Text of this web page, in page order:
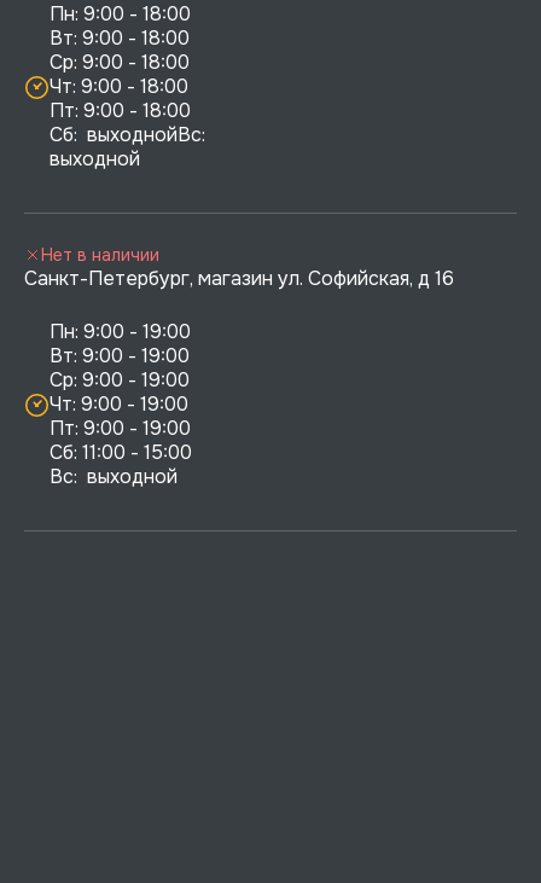
Пн: 9:00 - 18:00
Вт: 9:00 - 18:00
Ср: 9:00 - 18:00
Чт: 9:00 - 18:00
Пт: 9:00 - 18:00
Сб:  выходнойВс:
выходной
Санкт-Петербург, магазин ул. Софийская, д 16
Пн: 9:00 - 19:00
Вт: 9:00 - 19:00
Ср: 9:00 - 19:00
Чт: 9:00 - 19:00
Пт: 9:00 - 19:00
Сб: 11:00 - 15:00
Вс:  выходной
Нет в наличии